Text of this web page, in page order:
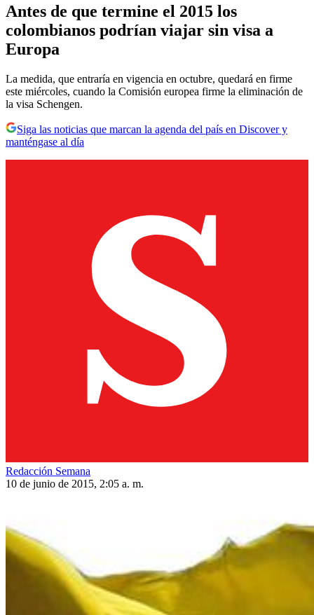
Antes de que termine el 2015 los
colombianos podrían viajar sin visa a
Europa
La medida, que entraría en vigencia en octubre, quedará en firme
este miércoles, cuando la Comisión europea firme la eliminación de
la visa Schengen.
Siga las noticias que marcan la agenda del país en Discover y
manténgase al día
Redacción Semana
10 de junio de 2015, 2:05 a. m.